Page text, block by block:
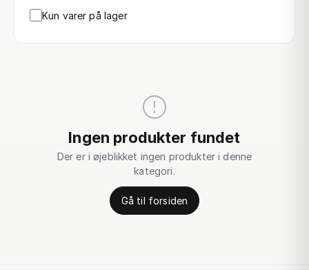
Kun varer på lager
Ingen produkter fundet
Der er i øjeblikket ingen produkter i denne
kategori.
Gå til forsiden